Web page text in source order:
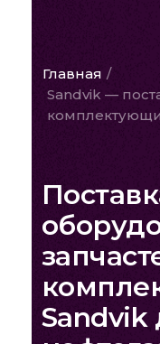
Главная /
Sandvik —
Sandvik